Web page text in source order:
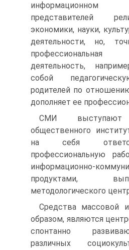
инфор­мационном
представителей
экономики, науки,
деятельности, но,
профессиональная
деятельность,
собой
родителей по
дополняет ее
СМИ
общественного
на себя
профессиональную
информационно-
продуктами,
методологического
Средства массовой
образом, являются
спонтанно
различных